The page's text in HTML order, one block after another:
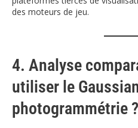
des moteurs de jeu.
4. Analyse
utiliser le
photogrammétrie ?